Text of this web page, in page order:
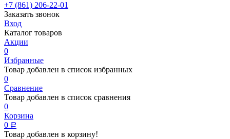
+7 (861) 206-22-01
Заказать звонок
Вход
Каталог товаров
Акции
0
Избранные
Товар добавлен в список избранных
0
Сравнение
Товар добавлен в список сравнения
0
Корзина
0 Р
Товар добавлен в корзину!